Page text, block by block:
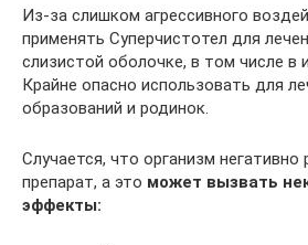
Из-за слишком агрессивного
применять Суперчистотел для
слизистой оболочке, в том числе в
Крайне опасно использовать для
образований и родинок.
Случается, что организм негативно
препарат, а это может вызвать
эффекты: